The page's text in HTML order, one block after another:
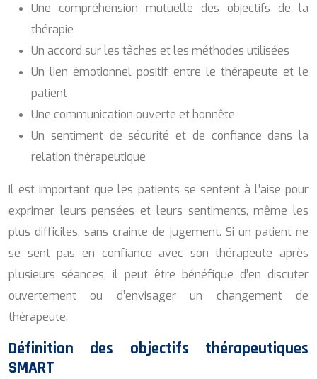
Une compréhension mutuelle des objectifs de la
thérapie
Un accord sur les tâches et les méthodes utilisées
Un lien émotionnel positif entre le thérapeute et le
patient
Une communication ouverte et honnête
Un sentiment de sécurité et de confiance dans la
relation thérapeutique
Il est important que les patients se sentent à l’aise pour
exprimer leurs pensées et leurs sentiments, même les
plus difficiles, sans crainte de jugement. Si un patient ne
se sent pas en confiance avec son thérapeute après
plusieurs séances, il peut être bénéfique d’en discuter
ouvertement ou d’envisager un changement de
thérapeute.
Définition des objectifs thérapeutiques
SMART